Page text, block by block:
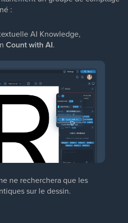
:
AI Knowledge,
Count with AI.
ne recherchera que les
sur le dessin.